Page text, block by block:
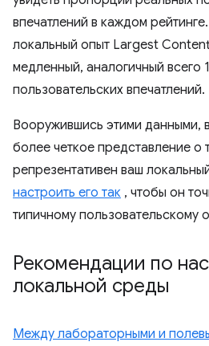
впечатлений в каждом
локальный опыт Largest
медленный, аналогичный всего
пользовательских впечатлений.
Вооружившись этими данными,
более четкое представление о
репрезентативен ваш
настроить его так , чтобы он
типичному пользовательскому
Рекомендации по
локальной среды
Между лабораторными и